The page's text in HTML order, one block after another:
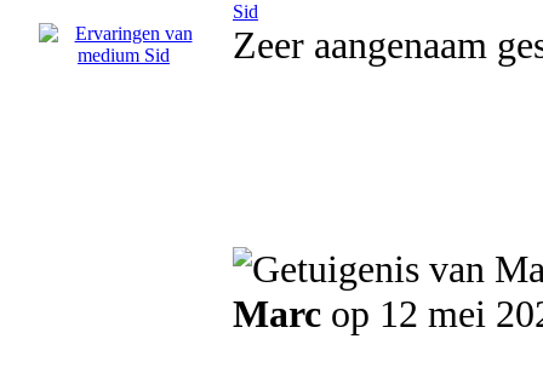
Sid
Zeer aangenaam
Marc op 12 mei